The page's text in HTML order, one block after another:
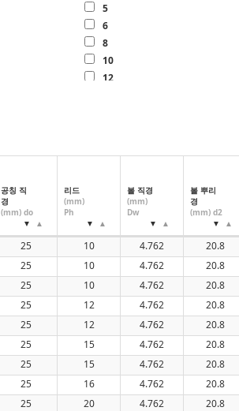
5
6
8
10
12
50
공칭 직
경
(mm) do
리드
(mm)
Ph
볼 직경
(mm)
Dw
볼 뿌리
경
(mm) d2
25 10 4.762 20.8
25 10 4.762 20.8
25 10 4.762 20.8
25 12 4.762 20.8
25 12 4.762 20.8
25 15 4.762 20.8
25 15 4.762 20.8
25 16 4.762 20.8
25 20 4.762 20.8